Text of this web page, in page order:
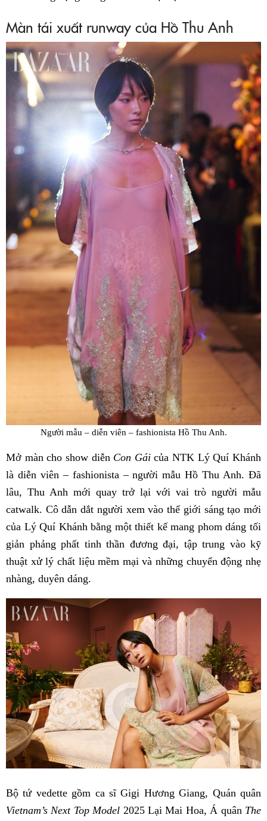
Màn tái xuất runway của Hồ Thu Anh
Người mẫu – diễn viên – fashionista Hồ Thu Anh.
Mở màn cho show diễn Con Gáicủa NTK Lý Quí Khánh
là diễn viên – fashionista – người mẫu Hồ Thu Anh. Đã
lâu, Thu Anh mới quay trở lại với vai trò người mẫu
catwalk. Cô dẫn dắt người xem vào thế giới sáng tạo mới
của Lý Quí Khánh bằng một thiết kế mang phom dáng tối
giản phảng phất tinh thần đương đại, tập trung vào kỹ
thuật xử lý chất liệu mềm mại và những chuyển động nhẹ
nhàng, duyên dáng.
Bộ tứ vedette gồm ca sĩ Gigi Hương Giang, Quán quân
Vietnam’s Next Top Model 2025 Lại Mai Hoa, Á quân The